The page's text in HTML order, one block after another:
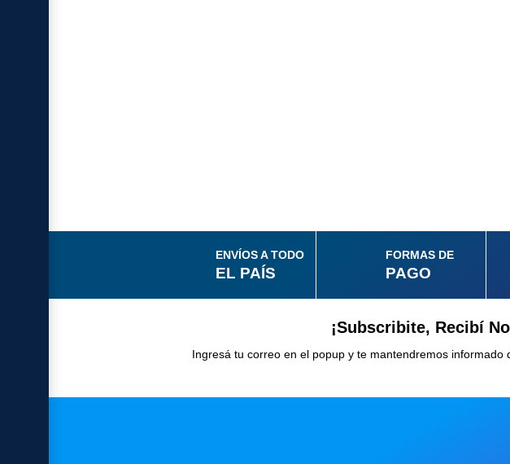
ENVÍOS A TODO
EL PAÍS
FORMAS DE
PAGO
¡Subscribite, Recibí
Ingresá tu correo en el popup y te mantendremos informado